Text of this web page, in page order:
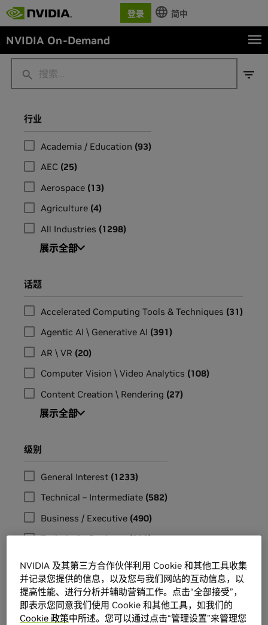
登录 简中
NVIDIA On-Demand
行业
Academia / Education (93)
AEC (25)
Aerospace (13)
Agriculture (4)
All Industries (1298)
展示全部
话题
Accelerated Computing Tools & Techniques (31)
Agentic AI \ Generative AI (391)
AR \ VR (20)
Computer Vision \ Video Analytics (108)
Content Creation \ Rendering (27)
展示全部
级别
General Interest (1233)
Technical – Intermediate (582)
Business / Executive (490)
Technical – Beginner (286)
Technical – Advanced (212
展示全部
类别 年
NVIDIA 及其第三方合作伙伴利用 Cookie 和其他工具收集
并记录您提供的信息，以及您与我们网站的互动信息，以
提高性能、进行分析并辅助营销工作。点击“全部接受”，
即表示您同意我们使用 Cookie 和其他工具，如我们的
Cookie 政策中所述。您可以通过点击“管理设置”来管理您